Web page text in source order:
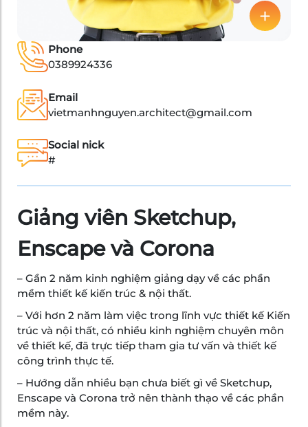
Phone
0389924336
Email
vietmanhnguyen.architect@gmail.com
Social nick
#
Giảng viên Sketchup,
Enscape và Corona
– Gần 2 năm kinh nghiệm giảng dạy về các phần
mềm thiết kế kiến trúc & nội thất.
– Với hơn 2 năm làm việc trong lĩnh vực thiết kế Kiến
trúc và nội thất, có nhiều kinh nghiệm chuyên môn
về thiết kế, đã trực tiếp tham gia tư vấn và thiết kế
công trình thực tế.
– Hướng dẫn nhiều bạn chưa biết gì về Sketchup,
Enscape và Corona trở nên thành thạo về các phần
mềm này.